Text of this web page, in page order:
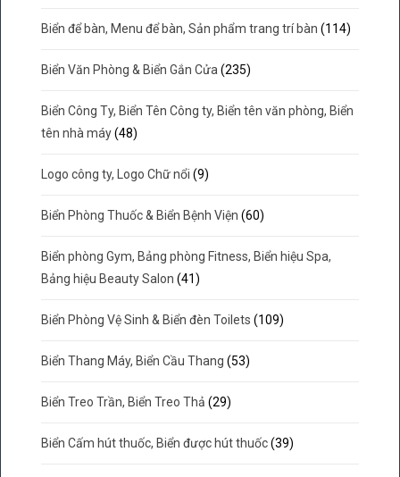
Biển để bàn, Menu để bàn, Sản phẩm trang trí bàn (114)
Biển Văn Phòng & Biển Gắn Cửa (235)
Biển Công Ty, Biển Tên Công ty, Biển tên văn phòng, Biển
tên nhà máy (48)
Logo công ty, Logo Chữ nổi (9)
Biển Phòng Thuốc & Biển Bệnh Viện (60)
Biển phòng Gym, Bảng phòng Fitness, Biển hiệu Spa,
Bảng hiệu Beauty Salon (41)
Biển Phòng Vệ Sinh & Biển đèn Toilets (109)
Biển Thang Máy, Biển Cầu Thang (53)
Biển Treo Trần, Biển Treo Thả (29)
Biển Cấm hút thuốc, Biển được hút thuốc (39)